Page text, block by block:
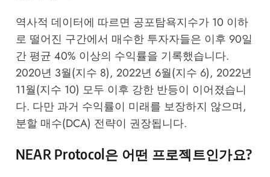
역사적 데이터에 따르면 공포탐욕지수가 10 이하
로 떨어진 구간에서 매수한 투자자들은 이후 90일
간 평균 40% 이상의 수익률을 기록했습니다.
2020년 3월(지수 8), 2022년 6월(지수 6), 2022년
11월(지수 10) 모두 이후 강한 반등이 이어졌습니
다. 다만 과거 수익률이 미래를 보장하지 않으며,
분할 매수(DCA) 전략이 권장됩니다.
NEAR Protocol은 어떤 프로젝트인가요?